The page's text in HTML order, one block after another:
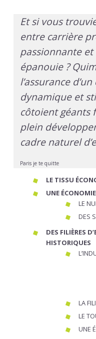
Et si vous
entre carrière
passionnante
épanouie ?
l’assurance
dynamique et
côtoient géants
plein
cadre naturel
Paris je te quitte
LE TISSU
UNE
LE
DES
DES FILIÈRES
HISTORIQUES
LA
LE
UNE